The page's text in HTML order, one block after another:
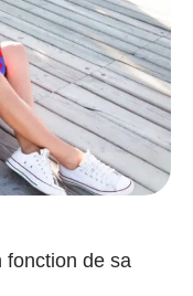
fonction de sa